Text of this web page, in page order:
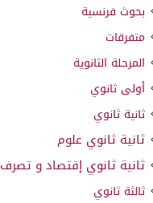
بحوث فرنسية
متفرقات
المرحلة الثانوية
أولى ثانوي
ثانية ثانوي
ثانية ثانوي علوم
ثانية ثانوي إقتصاد و تصرف
ثالثة ثانوي